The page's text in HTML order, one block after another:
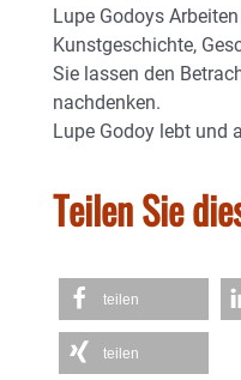
Lupe Godoys
Kunstgeschichte,
Sie lassen den
nachdenken.
Lupe Godoy lebt und
Teilen Sie
teilen
teilen